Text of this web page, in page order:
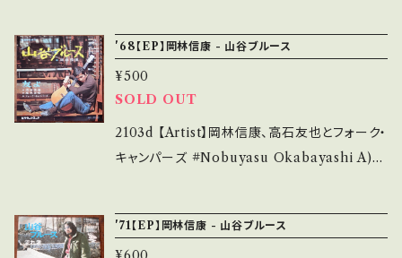
4252144 お知らせ等は、About 画面にてご確
等も無く、痛みも薄い B・多少痛み・キズなど見
られる C・痛み多・キズ多く痛み多 その他、+ -
で補足しています。 *中古という事をご理解して
頂ける方のご購入をお願い致します。 Please p
urchase it if you understand that it is se
bankutsu.thebase.in/items/14252144 お知
らせ等は、About 画面にてご確認ください。
BSソニー *松本隆プロデュースアルバム『誰ぞ
この子に愛の手を』 *B)アルバム未収録 *視聴
■OBK140■ https://youtu.be/XFqd6lXnP
04 【Condition】Jacket/Record：B/B (国内
盤)微しみ _____________________
B・多少痛み・キズなど見られる C・痛み多・キズ
多く痛み多 その他、+ - で補足しています。 *中
'68【EP】岡林信康 - 山谷ブルース
¥500
SOLD OUT
2103d 【Artist】岡林信康、高石友也とフォーク・
キャンパーズ #Nobuyasu Okabayashi A)
ス」 元々メジャーデビュー盤となるはずだった
'71【EP】岡林信康 - 山谷ブルース